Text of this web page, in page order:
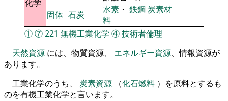
化学
固体 石炭 水素 ・ 鉄鋼炭素材
料
①⑦221 無機工業化学 ④技術者倫理
天然資源 には、物質資源、 エネルギー資源、情報資源が
あります。
工業化学のうち、 炭素資源 （化石燃料 ）を原料とするも
のを有機工業化学と言います。